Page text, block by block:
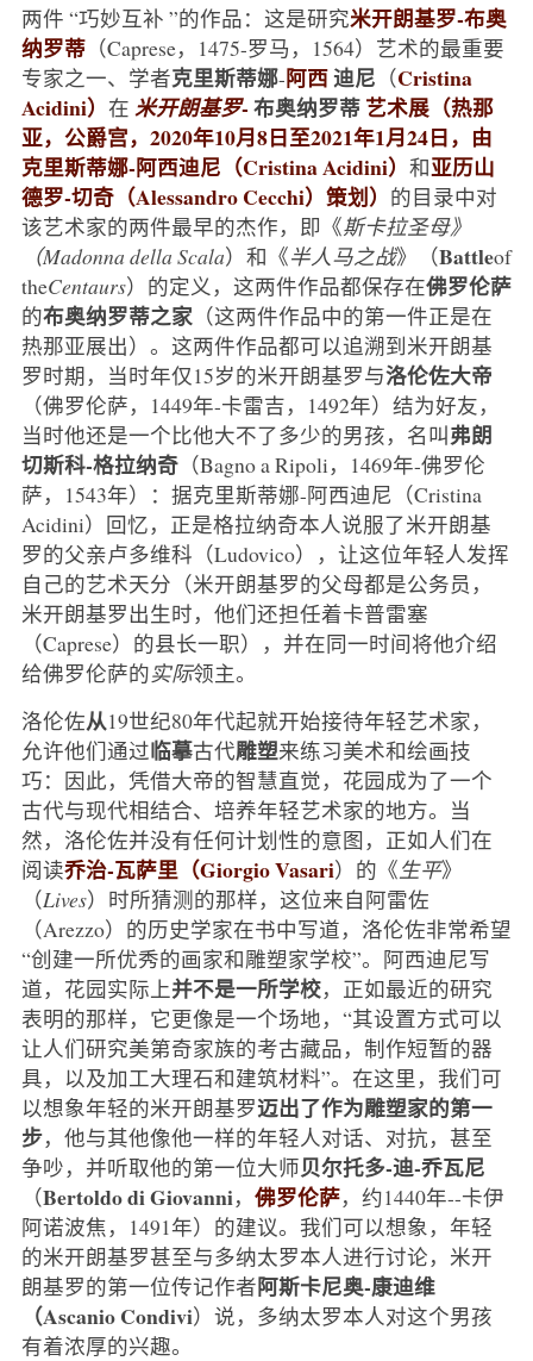
两件 “巧妙互补 ”的作品：这是研究米开朗基罗-布奥
纳罗蒂（Caprese，1475-罗马，1564）艺术的最重要
专家之一、学者克里斯蒂娜-阿西迪尼 （Cristina
Acidini） 在 米开朗基罗-布奥纳罗蒂艺术展（热那
亚，公爵宫，2020年10月8日至2021年1月24日，由
克里斯蒂娜-阿西迪尼（Cristina Acidini） 和亚历山
德罗-切奇（Alessandro Cecchi）策划） 的目录中对
该艺术家的两件最早的杰作，即《斯卡拉圣母》
（Madonna della Scala）和《半人马之战》（Battleof
theCentaurs）的定义，这两件作品都保存在佛罗伦萨
的布奥纳罗蒂之家 （这两件作品中的第一件正是在
热那亚展出）。这两件作品都可以追溯到米开朗基
罗时期，当时年仅15岁的米开朗基罗与洛伦佐大帝
（佛罗伦萨，1449年-卡雷吉，1492年）结为好友，
当时他还是一个比他大不了多少的男孩，名叫弗朗
切斯科-格拉纳奇（Bagno a Ripoli，1469年-佛罗伦
萨，1543年）：据克里斯蒂娜-阿西迪尼（Cristina
Acidini）回忆，正是格拉纳奇本人说服了米开朗基
罗的父亲卢多维科（Ludovico），让这位年轻人发挥
自己的艺术天分（米开朗基罗的父母都是公务员，
米开朗基罗出生时，他们还担任着卡普雷塞
（Caprese）的县长一职），并在同一时间将他介绍
给佛罗伦萨的实际领主。
洛伦佐从19世纪80年代起就开始接待年轻艺术家，
允许他们通过临摹古代雕塑来练习美术和绘画技
巧：因此，凭借大帝的智慧直觉，花园成为了一个
古代与现代相结合、培养年轻艺术家的地方。当
然，洛伦佐并没有任何计划性的意图，正如人们在
阅读乔治-瓦萨里（Giorgio Vasari）的《生平》
（Lives）时所猜测的那样，这位来自阿雷佐
（Arezzo）的历史学家在书中写道，洛伦佐非常希望
“创建一所优秀的画家和雕塑家学校”。阿西迪尼写
道，花园实际上并不是一所学校，正如最近的研究
表明的那样，它更像是一个场地，“其设置方式可以
让人们研究美第奇家族的考古藏品，制作短暂的器
具，以及加工大理石和建筑材料”。在这里，我们可
以想象年轻的米开朗基罗迈出了作为雕塑家的第一
步，他与其他像他一样的年轻人对话、对抗，甚至
争吵，并听取他的第一位大师贝尔托多-迪-乔瓦尼
（Bertoldo di Giovanni， 佛罗伦萨，约1440年--卡伊
阿诺波焦，1491年）的建议。我们可以想象，年轻
的米开朗基罗甚至与多纳太罗本人进行讨论，米开
朗基罗的第一位传记作者阿斯卡尼奥-康迪维
（Ascanio Condivi）说，多纳太罗本人对这个男孩
有着浓厚的兴趣。